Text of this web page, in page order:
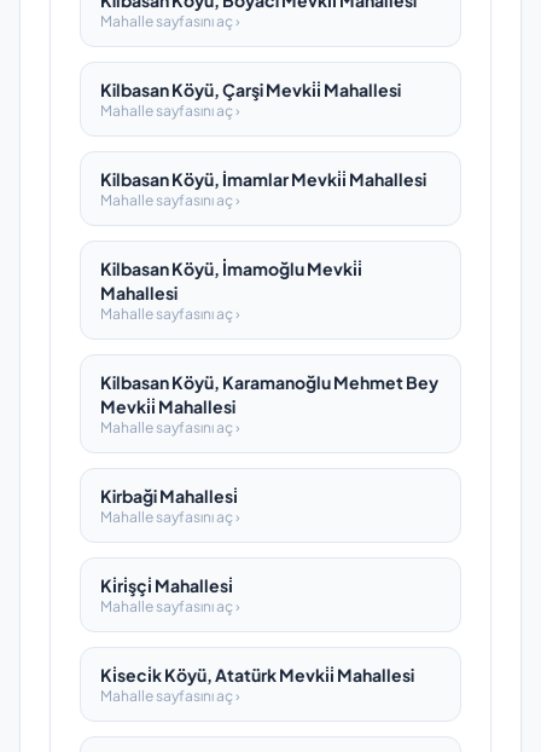
Mahalle sayfasını aç ›
Kilbasan Köyü, Çarşi Mevki̇i̇ Mahallesi
Mahalle sayfasını aç ›
Kilbasan Köyü, İmamlar Mevki̇i̇ Mahallesi
Mahalle sayfasını aç ›
Kilbasan Köyü, İmamoğlu Mevki̇i̇
Mahallesi
Mahalle sayfasını aç ›
Kilbasan Köyü, Karamanoğlu Mehmet Bey
Mevki̇i̇ Mahallesi
Mahalle sayfasını aç ›
Kirbaği Mahallesi̇
Mahalle sayfasını aç ›
Ki̇ri̇şçi̇ Mahallesi̇
Mahalle sayfasını aç ›
Ki̇seci̇k Köyü, Atatürk Mevki̇i̇ Mahallesi
Mahalle sayfasını aç ›